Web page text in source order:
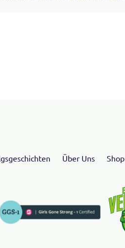
Über Uns Shop